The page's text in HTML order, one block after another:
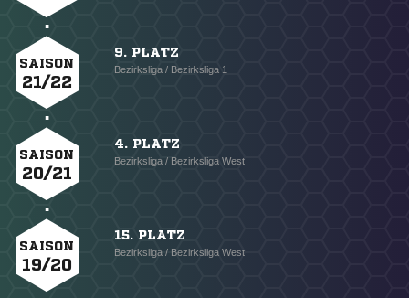
SAISON
21/22
9. PLATZ
Bezirksliga / Bezirksliga 1
SAISON
20/21
4. PLATZ
Bezirksliga / Bezirksliga West
SAISON
19/20
15. PLATZ
Bezirksliga / Bezirksliga West